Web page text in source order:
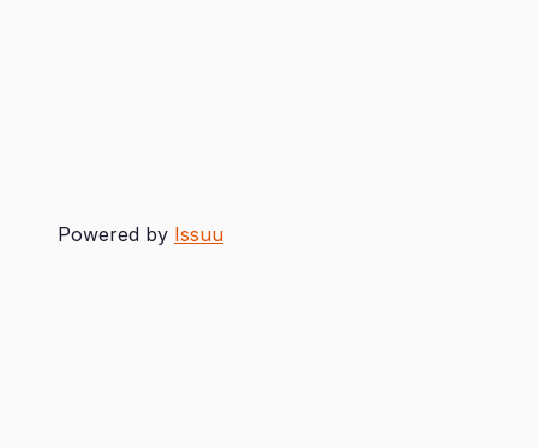
Powered by Issuu